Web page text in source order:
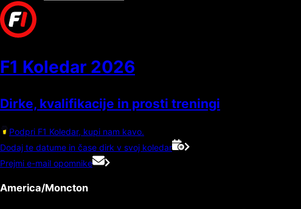
F1 Koledar 2026
Dirke, kvalifikacije in prosti treningi
Podpri F1 Koledar, kupi nam kavo.
Dodaj te datume in čase dirk v svoj koledar
Prejmi e-mail opomnike
America/Moncton